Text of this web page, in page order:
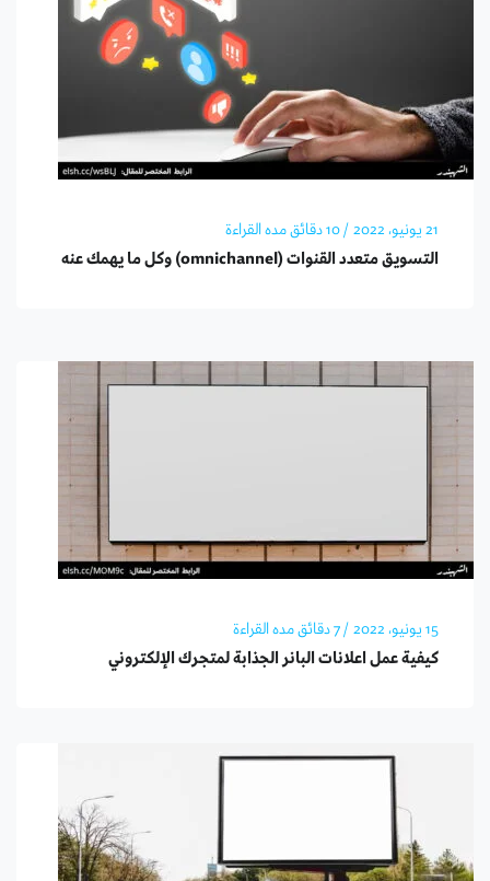
21 يونيو، 2022 / 10 دقائق مده القراءة
التسويق متعدد القنوات (omnichannel) وكل ما يهمك عنه
15 يونيو، 2022 / 7 دقائق مده القراءة
كيفية عمل اعلانات البانر الجذابة لمتجرك الإلكتروني